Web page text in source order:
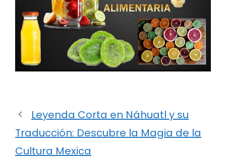
Leyenda Corta en Náhuatl y su
Traducción: Descubre la Magia de la
Cultura Mexica